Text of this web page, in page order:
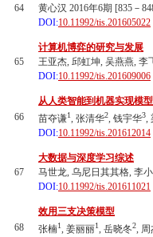
64
黄心汉 2016年6期 [835－
DOI:10.11992/tis.201605022
65
计算机博弈的研究与发展
王亚杰, 邱虹坤, 吴燕燕, 李
DOI:10.11992/tis.201609006
66
从人类智能到机器实现模
苗夺谦1, 张清华2, 钱宇华3,
DOI:10.11992/tis.201612014
67
大数据与深度学习综述
马世龙, 乌尼日其其格, 李
DOI:10.11992/tis.201611021
68
效用三支决策模型
张楠1, 姜丽丽1, 岳晓冬2, 周